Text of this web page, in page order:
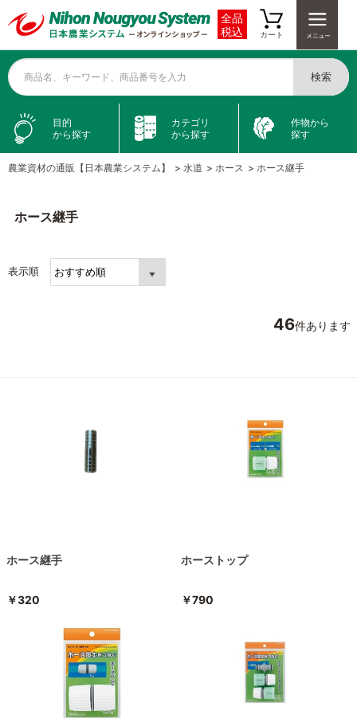
全品
税込
カート
商品名、キーワード、商品番号を入力 検索
目的
から探す
カテゴリ
から探す
作物から
探す
農業資材の通販【日本農業システム】 > 水道 > ホース > ホース継手
ホース継手
表示順
46件あります
ホース継手
￥320
ホーストップ
￥790